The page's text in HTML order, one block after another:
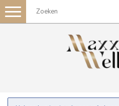
Toggle
navigation